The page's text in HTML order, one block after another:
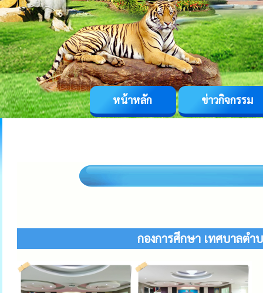
หน้าหลัก ข่าวกิจกรรม
กองการศึกษา เทศบาลตำ